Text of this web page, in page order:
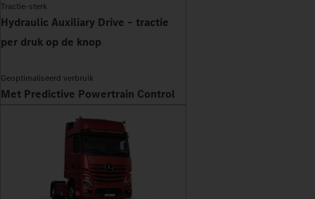
Tractie-sterk
Hydraulic Auxiliary Drive – tractie
per druk op de knop
Geoptimaliseerd verbruik
Met Predictive Powertrain Control